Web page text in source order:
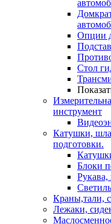
Опции
Стол
инструмент
Катушки,
подготовки.
Блоки
Краны,тали,
Лежаки,